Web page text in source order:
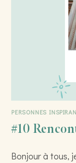
PERSONNES
#10
Bonjour à tous,